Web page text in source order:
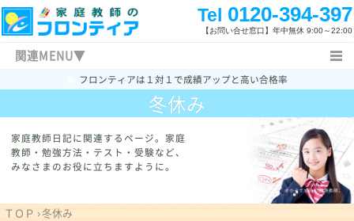
Tel 0120-394-397
【お問い合せ窓口】 年中無休 9:00～22:00
関連MENU▼
ＴＯＰ 関連キーワード
キャンペーン情報
よくあるご質問
家庭教師日記
特長と概要
指導内容
指導体制
指導コース
指導地域
授業開始まで
無料体験授業
お問い合わせ一覧
入試新着情報
フロンティアは１対１で成績アップと高い合格率
冬休み
家庭教師日記に関連するページ。 家庭
教師・勉強方法・テスト・受験など、
みなさまのお役に立ちますように。
ＴＯＰ ›冬休み